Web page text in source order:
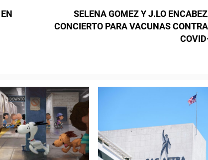
SELENA GOMEZ Y J.LO
CONCIERTO PARA VACUNAS